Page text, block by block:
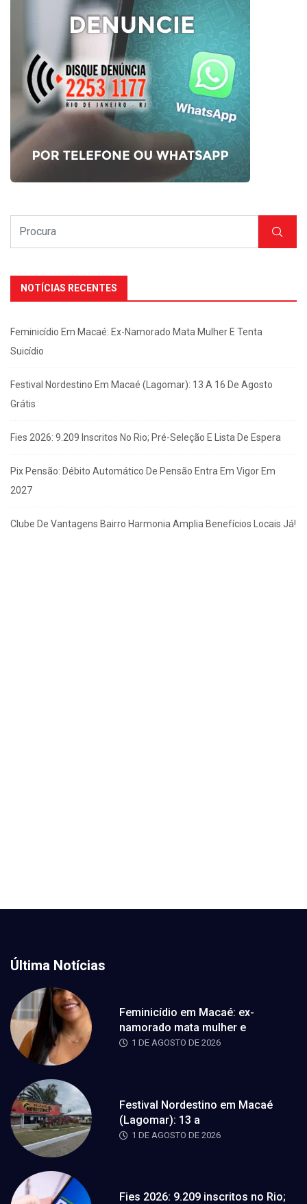
NOTÍCIAS RECENTES
Feminicídio Em Macaé: Ex-Namorado Mata Mulher E Tenta
Suicídio
Festival Nordestino Em Macaé (Lagomar): 13 A 16 De Agosto
Grátis
Fies 2026: 9.209 Inscritos No Rio; Pré-Seleção E Lista De Espera
Pix Pensão: Débito Automático De Pensão Entra Em Vigor Em
2027
Clube De Vantagens Bairro Harmonia Amplia Benefícios Locais Já!
Última Notícias
Feminicídio em Macaé: ex-
namorado mata mulher e
1 DE AGOSTO DE 2026
Festival Nordestino em Macaé
(Lagomar): 13 a
1 DE AGOSTO DE 2026
Fies 2026: 9.209 inscritos no Rio;